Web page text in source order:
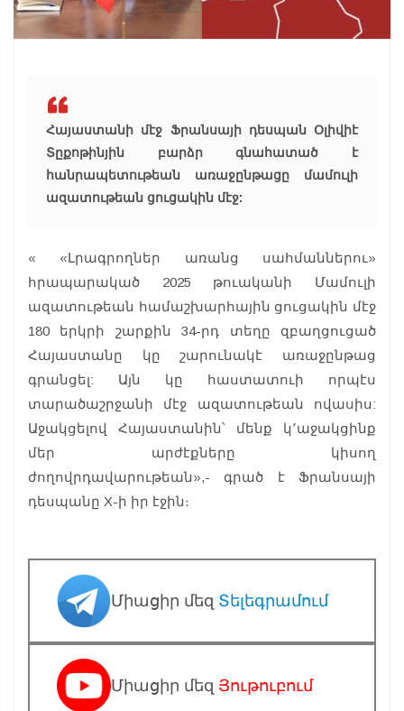
Հայաստանի մէջ Ֆրանսայի դեսպան Օլիվիէ
Տըքոթինյին բարձր գնահատած է
հանրապետութեան առաջընթացը մամուլի
ազատութեան ցուցակին մէջ:
« «Լրագրողներ առանց սահմաններու»
հրապարակած 2025 թուականի Մամուլի
ազատութեան համաշխարհային ցուցակին մէջ
180 երկրի շարքին 34-րդ տեղը զբաղցուցած
Հայաստանը կը շարունակէ առաջընթաց
գրանցել: Այն կը հաստատուի որպէս
տարածաշրջանի մէջ ազատութեան ովասիս:
Աջակցելով Հայաստանին՝ մենք կ՚աջակցինք
մեր արժէքները կիսող
ժողովրդավարութեան»,- գրած է Ֆրանսայի
դեսպանը X-ի իր էջին։
Միացիր մեզ Տելեգրամում
Միացիր մեզ Յութուբում